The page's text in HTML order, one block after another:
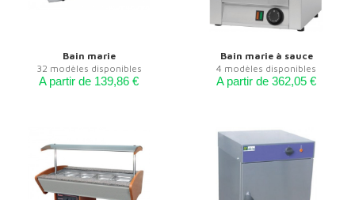
Bain marie
32 modèles disponibles
A partir de 139,86 €
Bain marie à sauce
4 modèles disponibles
A partir de 362,05 €